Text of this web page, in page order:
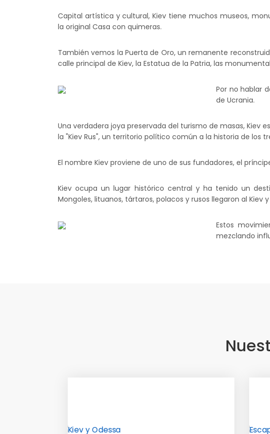
Capital artística y cultural, Kiev tiene muchos museos,
la original Casa con quimeras.
También vemos la Puerta de Oro, un remanente
calle principal de Kiev, la Estatua de la Patria, las
Por no hablar
de Ucrania.
Una verdadera joya preservada del turismo de masas, Kiev
la "Kiev Rus", un territorio político común a la historia de los
El nombre Kiev proviene de uno de sus fundadores, el
Kiev ocupa un lugar histórico central y ha tenido un
Mongoles, lituanos, tártaros, polacos y rusos llegaron al Kiev
Estos
mezclando